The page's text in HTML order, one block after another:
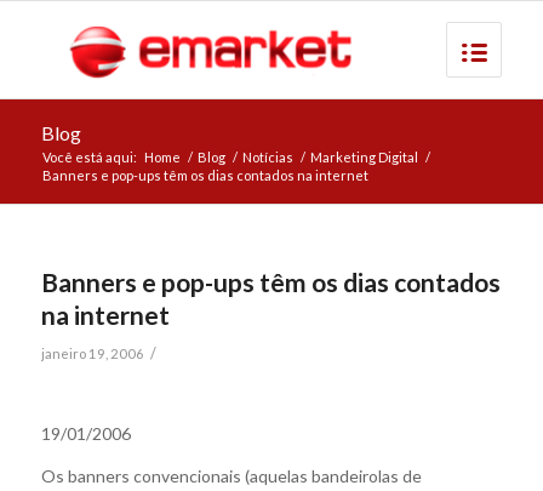
Blog
Você está aqui: Home / Blog / Notícias / Marketing Digital /
Banners e pop-ups têm os dias contados na internet
Banners e pop-ups têm os dias contados
na internet
janeiro 19, 2006 /
19/01/2006
Os banners convencionais (aquelas bandeirolas de